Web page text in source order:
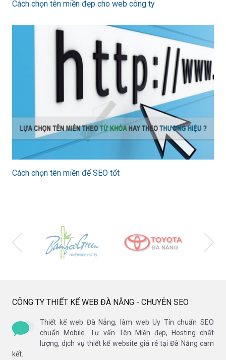
Cách chọn tên miền đẹp cho web công ty
Cách chọn tên miền để SEO tốt
CÔNG TY THIẾT KẾ WEB ĐÀ NẴNG - CHUYÊN SEO
Thiết kế web Đà Nẵng, làm web Uy Tín chuẩn SEO
chuẩn Mobile. Tư vấn Tên Miền đẹp, Hosting chất
lượng, dịch vụ thiết kế website giá rẻ tại Đà Nẵng cam
kết.